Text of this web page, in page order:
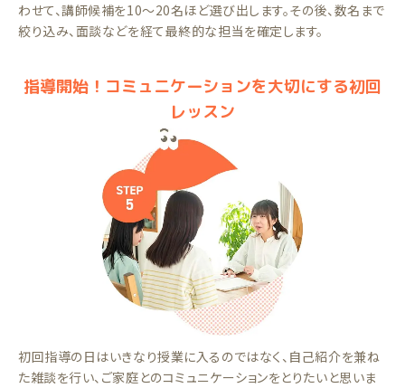
わせて、講師候補を10～20名ほど選び出します。その後、数名まで
絞り込み、面談などを経て最終的な担当を確定します。
指導開始！コミュニケーションを大切にする初回
レッスン
初回指導の日はいきなり授業に入るのではなく、自己紹介を兼ね
た雑談を行い、ご家庭とのコミュニケーションをとりたいと思いま